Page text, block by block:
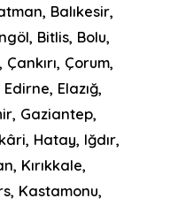
Balıkesir,
Bitlis, Bolu,
Çorum,
Elazığ,
Gaziantep,
Hatay, Iğdır,
Kırıkkale,
Kastamonu,